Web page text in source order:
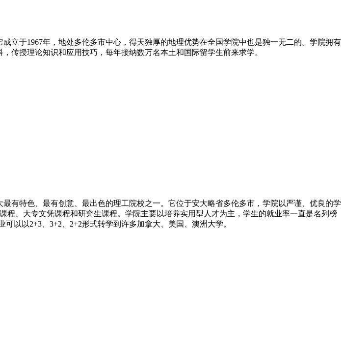
于1967年，地处多伦多市中心，得天独厚的地理优势在全国学院中也是独一无二的。学院拥有
传授理论知识和应用技巧，每年接纳数万名本土和国际留学生前来求学。
特色、最有创意、最出色的理工院校之一。它位于安大略省多伦多市，学院以严谨、优良的学
、大专文凭课程和研究生课程。学院主要以培养实用型人才为主，学生的就业率一直是名列榜
以以2+3、3+2、2+2形式转学到许多加拿大、美国、澳洲大学。